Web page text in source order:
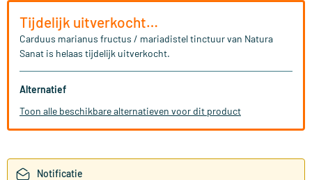
Tijdelijk uitverkocht…
Carduus marianus fructus / mariadistel tinctuur van Natura
Sanat is helaas tijdelijk uitverkocht.
Alternatief
Toon alle beschikbare alternatieven voor dit product
Notificatie